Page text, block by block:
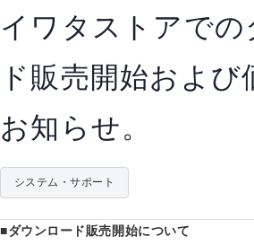
イワタストアでの
ド販売開始および
お知らせ。
システム・サポート
■ダウンロード販売開始について